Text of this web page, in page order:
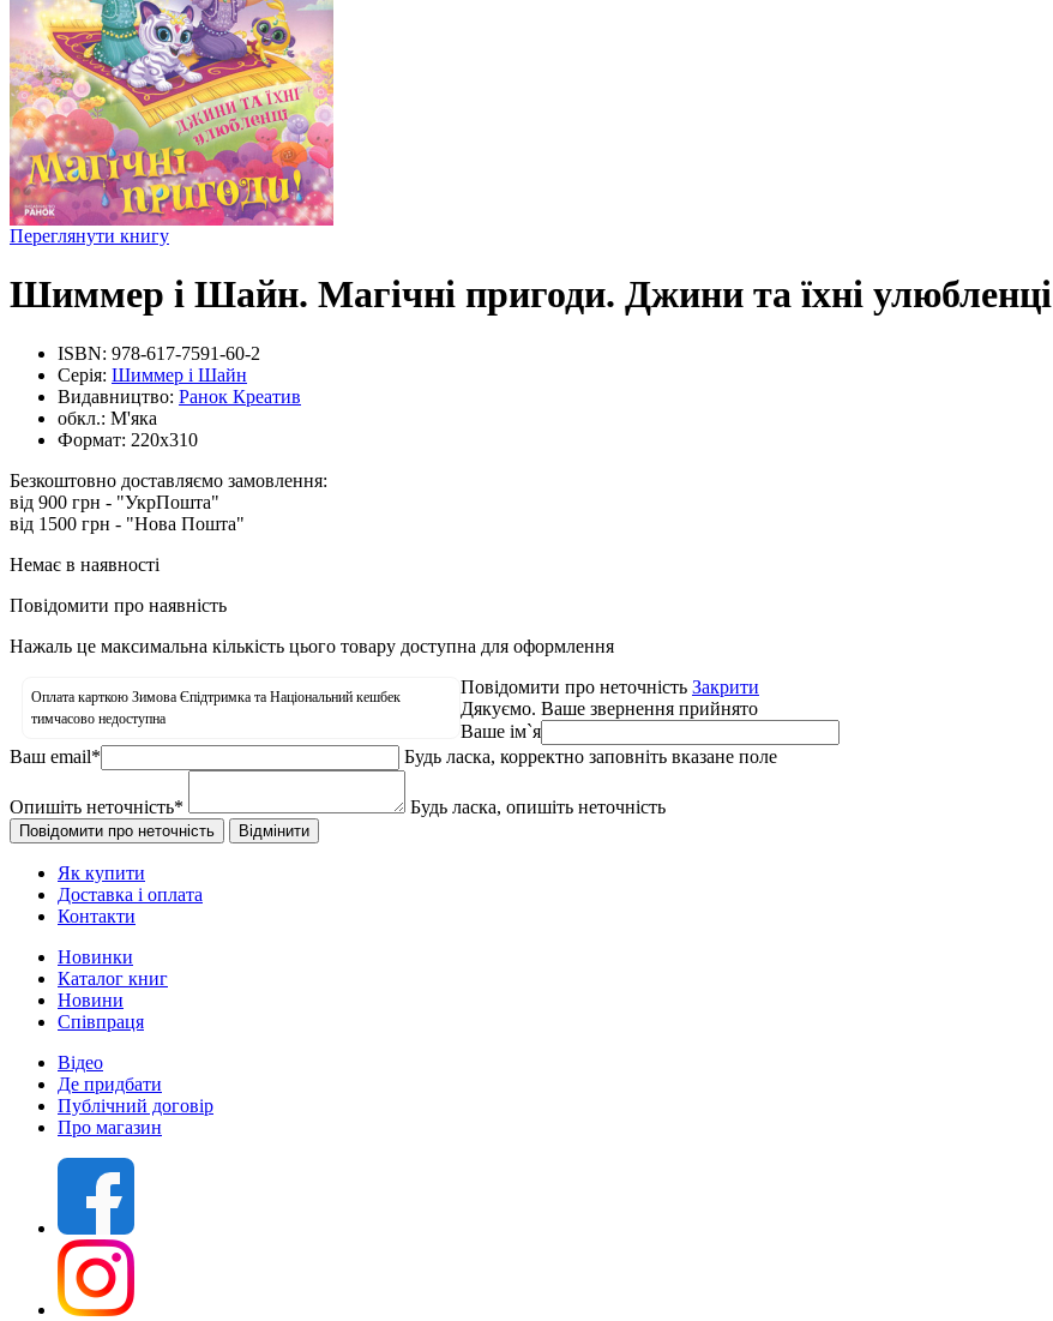
Переглянути книгу
Шиммер і Шайн. Магічні пригоди. Джини та їхні улюбленці
ISBN: 978-617-7591-60-2
Серія: Шиммер і Шайн
Видавництво: Ранок Креатив
обкл.: М'яка
Формат: 220х310
Безкоштовно доставляємо замовлення:
від 900 грн - "УкрПошта"
від 1500 грн - "Нова Пошта"
Немає в наявності
Повідомити про наявність
Нажаль це максимальна кількість цього товару доступна для оформлення
Оплата карткою Зимова Єпідтримка та Національний кешбек
тимчасово недоступна
Повідомити про неточність Закрити
Дякуємо. Ваше звернення прийнято
Ваше ім`я
Ваш email* Будь ласка, корректно заповніть вказане поле
Опишіть неточність* Будь ласка, опишіть неточність
Як купити
Доставка і оплата
Контакти
Новинки
Каталог книг
Новини
Співпраця
Відео
Де придбати
Публічний договір
Про магазин